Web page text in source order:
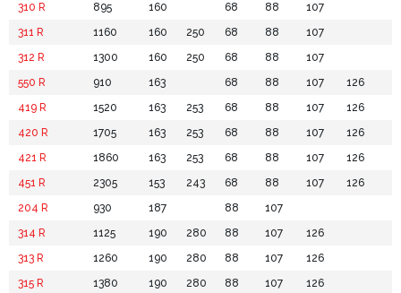
310 R
895 160 68 88
107
311 R
1160 160 250 68 88
107
312 R
1300 160 250 68 88
107
550 R
910 163 68 88 107
126
419 R
1520 163 253 68 88 107
126
420 R
1705 163 253 68 88 107
126
421 R
1860 163 253 68 88 107
126
451 R
2305 153 243 68 88 107
126
204 R
930 187 88
107
314 R
1125 190 280 88 107
126
313 R
1260 190 280 88 107
126
315 R
1380 190 280 88 107
126